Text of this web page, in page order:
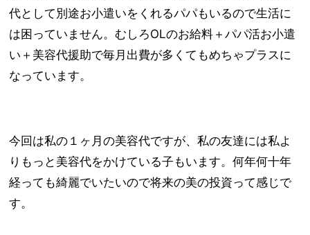
代として別途お小遣いをくれるパパもいるので生活に
は困っていません。むしろOLのお給料＋パパ活お小遣
い＋美容代援助で毎月出費が多くてもめちゃプラスに
なっています。
今回は私の１ヶ月の美容代ですが、私の友達には私よ
りもっと美容代をかけている子もいます。何年何十年
経っても綺麗でいたいので将来の美の投資って感じで
す。